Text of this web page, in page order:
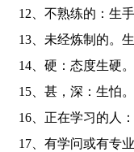
12、不熟练的：生手
13、未经炼制的。生
14、硬：态度生硬
15、甚，深：生怕
16、正在学习的人
17、有学问或有专